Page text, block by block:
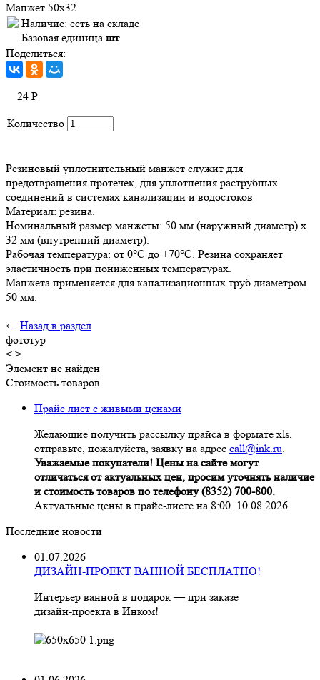
Манжет 50х32
Наличие: есть на складе
Базовая единица шт
Поделиться:
24 Р
Количество
Резиновый уплотнительный манжет служит для
предотвращения протечек, для уплотнения раструбных
соединений в системах канализации и водостоков
Материал: резина.
Номинальный размер манжеты: 50 мм (наружный диаметр) х
32 мм (внутренний диаметр).
Рабочая температура: от 0°C до +70°C. Резина сохраняет
эластичность при пониженных температурах.
Манжета применяется для канализационных труб диаметром
50 мм.
← Назад в раздел
фототур
< >
Элемент не найден
Стоимость товаров
Прайс лист с живыми ценами
Желающие получить рассылку прайса в формате xls,
отправьте, пожалуйста, заявку на адрес call@ink.ru.
Уважаемые покупатели! Цены на сайте могут
отличаться от актуальных цен, просим уточнять наличие
и стоимость товаров по телефону (8352) 700-800.
Актуальные цены в прайс-листе на 8:00. 10.08.2026
Последние новости
01.07.2026
ДИЗАЙН-ПРОЕКТ ВАННОЙ БЕСПЛАТНО!
Интерьер ванной в подарок — при заказе
дизайн‑проекта в Инком!